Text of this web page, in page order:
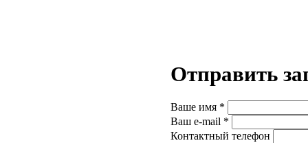
Отправить
Ваше имя *
Ваш e-mail *
Контактный телефон